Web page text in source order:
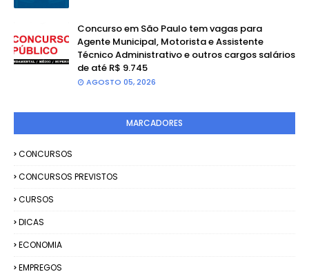
Concurso em São Paulo tem vagas para
Agente Municipal, Motorista e Assistente
Técnico Administrativo e outros cargos salários
de até R$ 9.745
AGOSTO 05, 2026
MARCADORES
CONCURSOS
CONCURSOS PREVISTOS
CURSOS
DICAS
ECONOMIA
EMPREGOS